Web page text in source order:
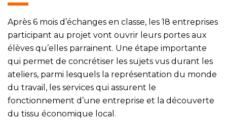
Après 6 mois d’échanges en classe, les 18 entreprises
participant au projet vont ouvrir leurs portes aux
élèves qu’elles parrainent. Une étape importante
qui permet de concrétiser les sujets vus durant les
ateliers, parmi lesquels la représentation du monde
du travail, les services qui assurent le
fonctionnement d’une entreprise et la découverte
du tissu économique local.